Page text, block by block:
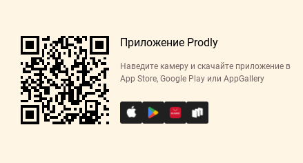
Приложение Prodly
Наведите камеру и скачайте приложение в
App Store, Google Play или AppGallery